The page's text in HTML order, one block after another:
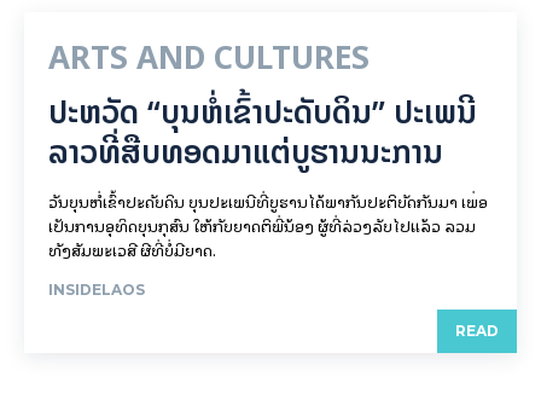
ARTS AND CULTURES
ປະຫວັດ “ບຸນຫໍ່ເຂົ້າປະດັບດິນ” ປະເພນີ
ລາວທີ່ສືບທອດມາແຕ່ບູຮານນະການ
ວັນບຸນຫໍ່ເຂົ້າປະດັບດິນ ບຸນປະເພນີທີ່ບູຮານໄດ້ພາກັນປະຕິບັດກັນມາ ເພື່ອ
ເປັນການອຸທິດບຸນກຸສົນ ໃຫ້ກັບຍາດຕິພີ່ນ້ອງ ຜູ້ທີ່ລ່ວງລັບໄປແລ້ວ ລວມ
ທັງສັມພະເວສີ ຜີທີ່ບໍ່ມີຍາດ.
INSIDELAOS
READ